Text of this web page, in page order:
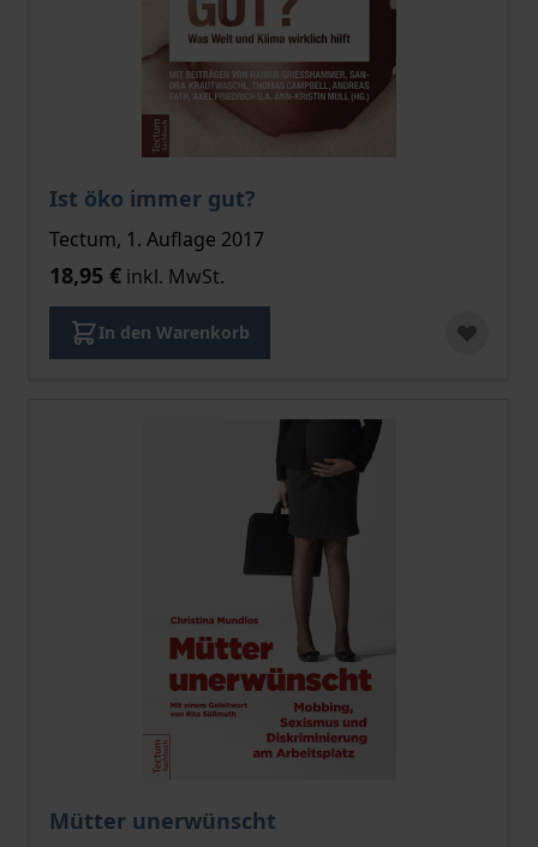
Ist öko immer gut?
Tectum, 1. Auflage 2017
18,95 € inkl. MwSt.
In den Warenkorb
Mütter unerwünscht